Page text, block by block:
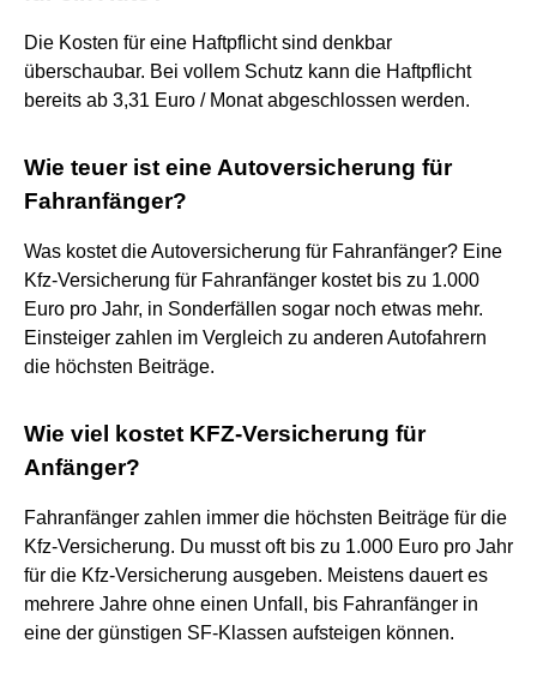
Die Kosten für eine Haftpflicht sind denkbar
überschaubar. Bei vollem Schutz kann die Haftpflicht
bereits ab 3,31 Euro / Monat abgeschlossen werden.
Wie teuer ist eine Autoversicherung für
Fahranfänger?
Was kostet die Autoversicherung für Fahranfänger? Eine
Kfz-Versicherung für Fahranfänger kostet bis zu 1.000
Euro pro Jahr, in Sonderfällen sogar noch etwas mehr.
Einsteiger zahlen im Vergleich zu anderen Autofahrern
die höchsten Beiträge.
Wie viel kostet KFZ-Versicherung für
Anfänger?
Fahranfänger zahlen immer die höchsten Beiträge für die
Kfz-Versicherung. Du musst oft bis zu 1.000 Euro pro Jahr
für die Kfz-Versicherung ausgeben. Meistens dauert es
mehrere Jahre ohne einen Unfall, bis Fahranfänger in
eine der günstigen SF-Klassen aufsteigen können.